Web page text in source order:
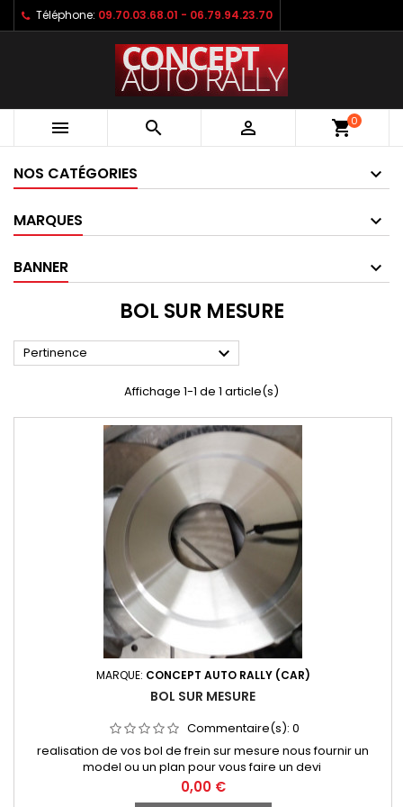
Téléphone: 09.70.03.68.01 - 06.79.94.23.70
   shopping_cart0
NOS CATÉGORIES
MARQUES
BANNER
BOL SUR MESURE
Pertinence 
Affichage 1-1 de 1 article(s)
MARQUE: CONCEPT AUTO RALLY (CAR)
BOL SUR MESURE
Commentaire(s): 0
realisation de vos bol de frein sur mesure nous fournir un
model ou un plan pour vous faire un devi
Prix
0,00 €